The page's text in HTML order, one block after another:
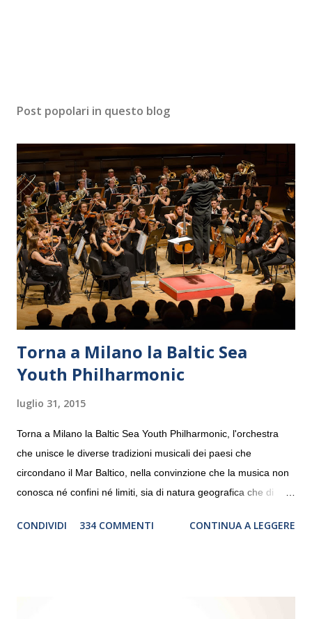
Post popolari in questo blog
Torna a Milano la Baltic Sea
Youth Philharmonic
luglio 31, 2015
Torna a Milano la Baltic Sea Youth Philharmonic, l'orchestra
che unisce le diverse tradizioni musicali dei paesi che
circondano il Mar Baltico, nella convinzione che la musica non
conosca né confini né limiti, sia di natura geografica che di
debutterà il 10 settembre a Heiden, in Germania, e toccherà, in
CONDIVIDI 334 COMMENTI CONTINUA A LEGGERE